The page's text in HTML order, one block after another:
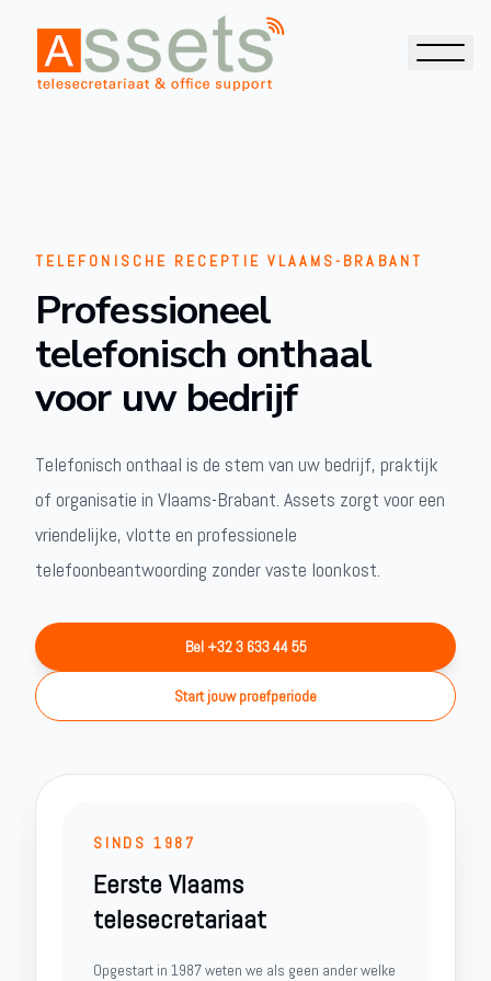
TELEFONISCHE RECEPTIE VLAAMS-BRABANT
Professioneel
telefonisch onthaal
voor uw bedrijf
Telefonisch onthaal is de stem van uw bedrijf, praktijk
of organisatie in Vlaams-Brabant. Assets zorgt voor een
vriendelijke, vlotte en professionele
telefoonbeantwoording zonder vaste loonkost.
Bel +32 3 633 44 55
Start jouw proefperiode
SINDS 1987
Eerste Vlaams
telesecretariaat
Opgestart in 1987 weten we als geen ander welke